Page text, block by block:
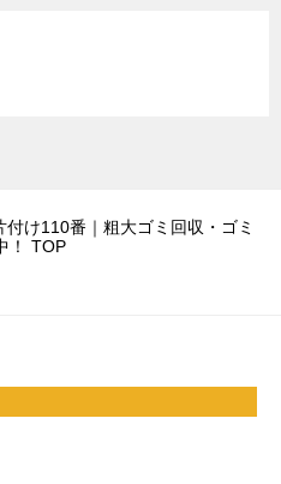
付け110番｜粗大ゴミ回収・ゴミ
TOP